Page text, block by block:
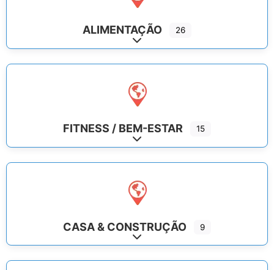
ALIMENTAÇÃO 26
Expand sub-categories
FITNESS / BEM-ESTAR 15
Expand sub-categories
CASA & CONSTRUÇÃO 9
Expand sub-categories